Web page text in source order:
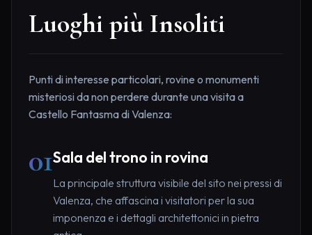
Luoghi più Insoliti
Punti di interesse particolari, rovine o monumenti
misteriosi da non perdere durante una visita a
Castello Fantasma di Valenza:
01Sala del trono in rovina
La principale struttura visibile del sito nei pressi di
Valenza, che affascina i visitatori per la sua
imponenza e i dettagli architettonici in pietra